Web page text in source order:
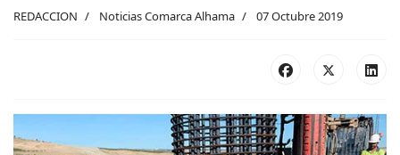
REDACCION Noticias Comarca Alhama 07 Octubre 2019